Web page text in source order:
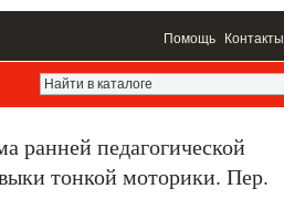
Помощь Контакты
ранней педагогической
тонкой моторики. Пер.